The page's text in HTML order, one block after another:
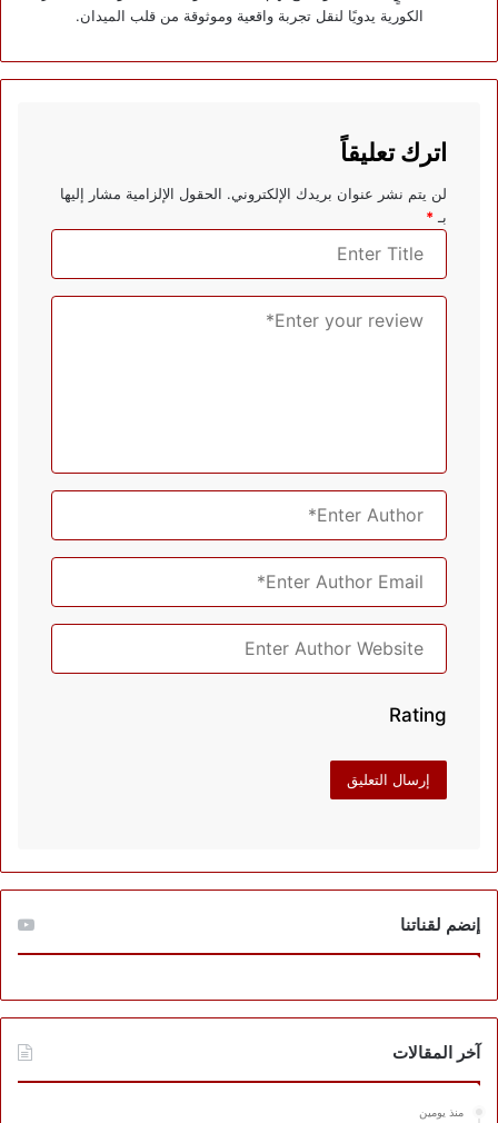
الكورية يدويًا لنقل تجربة واقعية وموثوقة من قلب الميدان.
اترك تعليقاً
لن يتم نشر عنوان بريدك الإلكتروني. الحقول الإلزامية مشار إليها
بـ*
Rating
إنضم لقناتنا
آخر المقالات
منذ يومين